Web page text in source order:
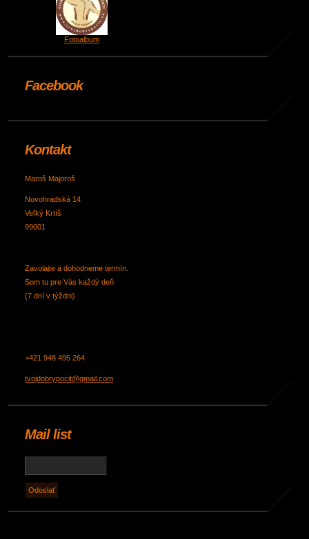
Fotoalbum
Facebook
Kontakt
Maroš Majoroš
Novohradská 14
Veľký Krtíš
99001
Zavolajte a dohodneme termín.
Som tu pre Vás každý deň
(7 dní v týždni)
+421 948 495 264
tvojdobrypocit@gmail.com
Mail list